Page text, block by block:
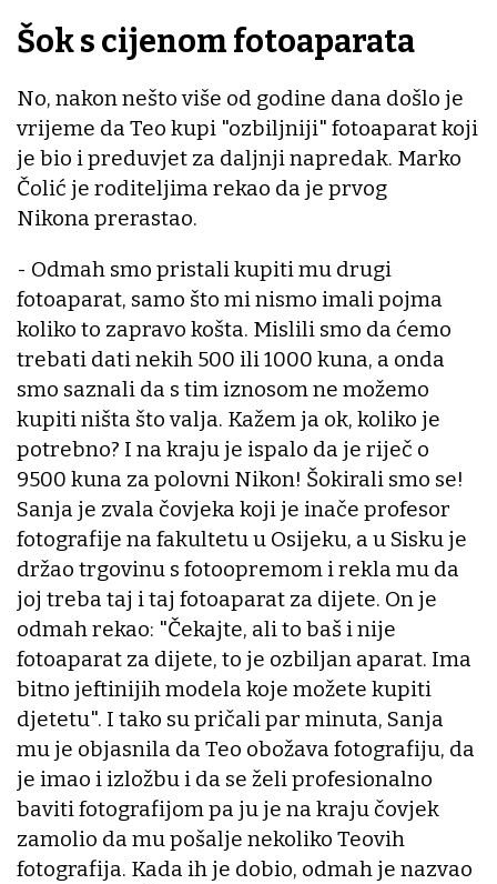
Šok s cijenom fotoaparata
No, nakon nešto više od godine dana došlo je
vrijeme da Teo kupi "ozbiljniji" fotoaparat koji
je bio i preduvjet za daljnji napredak. Marko
Čolić je roditeljima rekao da je prvog
Nikona prerastao.
- Odmah smo pristali kupiti mu drugi
fotoaparat, samo što mi nismo imali pojma
koliko to zapravo košta. Mislili smo da ćemo
trebati dati nekih 500 ili 1000 kuna, a onda
smo saznali da s tim iznosom ne možemo
kupiti ništa što valja. Kažem ja ok, koliko je
potrebno? I na kraju je ispalo da je riječ o
9500 kuna za polovni Nikon! Šokirali smo se!
Sanja je zvala čovjeka koji je inače profesor
fotografije na fakultetu u Osijeku, a u Sisku je
držao trgovinu s fotoopremom i rekla mu da
joj treba taj i taj fotoaparat za dijete. On je
odmah rekao: "Čekajte, ali to baš i nije
fotoaparat za dijete, to je ozbiljan aparat. Ima
bitno jeftinijih modela koje možete kupiti
djetetu". I tako su pričali par minuta, Sanja
mu je objasnila da Teo obožava fotografiju, da
je imao i izložbu i da se želi profesionalno
baviti fotografijom pa ju je na kraju čovjek
zamolio da mu pošalje nekoliko Teovih
fotografija. Kada ih je dobio, odmah je nazvao